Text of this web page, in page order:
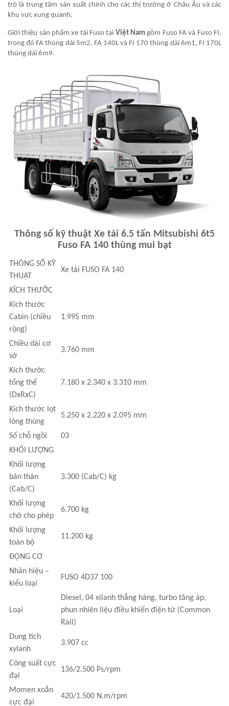
trò là trung tâm sản xuất chính cho các thị trường ở Châu Âu và các
khu vực xung quanh.
Giới thiệu sản phẩm xe tải Fuso tại Việt Nam gồm Fuso FA và Fuso FI,
trong đó FA thùng dài 5m2, FA 140L và FI 170 thùng dài 6m1, FI 170L
thùng dài 6m9.
Thông số kỹ thuật Xe tải 6.5 tấn Mitsubishi 6t5
Fuso FA 140 thùng mui bạt
THÔNG SỐ KỸ
THUẬT
Xe tải FUSO FA 140
KÍCH THƯỚC
Kích thước
Cabin (chiều
rộng)
1.995 mm
Chiều dài cơ
sở
3.760 mm
Kích thước
tổng thể
(DxRxC)
7.180 x 2.340 x 3.310 mm
Kích thước lọt
lòng thùng
5.250 x 2.220 x 2.095 mm
Số chỗ ngồi
03
KHỐI LƯỢNG
Khối lượng
bản thân
(Cab/C)
3.300 (Cab/C) kg
Khối lượng
chở cho phép
6.700 kg
Khối lượng
toàn bộ
11.200 kg
ĐỘNG CƠ
Nhãn hiệu –
kiểu loại
FUSO 4D37 100
Loại
Diesel, 04 xilanh thẳng hàng, turbo tăng áp,
phun nhiên liệu điều khiển điện tử (Common
Rail)
Dung tích
xylanh
3.907 cc
Công suất cực
đại
136/2.500 Ps/rpm
Momen xoắn
cực đại
420/1.500 N.m/rpm